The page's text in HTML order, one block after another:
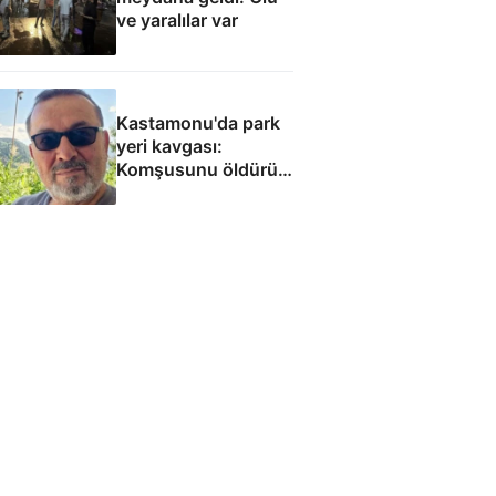
ve yaralılar var
Kastamonu'da park
yeri kavgası:
Komşusunu öldürüp
evini ve aracını ateşe